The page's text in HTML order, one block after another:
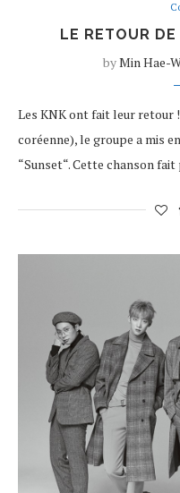
LE RETOUR
byMin Hae-
Les KNK ont fait leur retour
coréenne), le groupe a mis
“Sunset“. Cette chanson